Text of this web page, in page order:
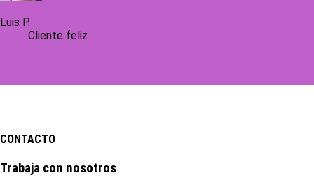
Luis P.
Cliente feliz
CONTACTO
Trabaja con nosotros